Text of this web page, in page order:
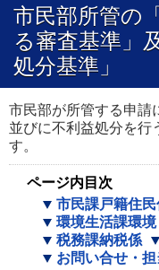
市民部所管の
る審査基準」
処分基準」
市民部が所管する申請
並びに不利益処分を行
す。
ページ内目次
市民課戸籍住民
環境生活課環
税務課納税係
お問い合せ・担